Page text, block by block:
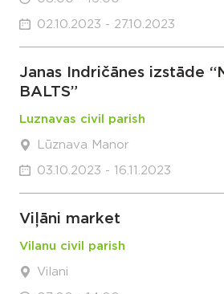
02.10.2023 - 27.10.2023
Janas Indričānes izstāde
BALTS”
Luznavas civil parish
Lūznava Manor
03.10.2023 - 16.11.2023
Viļāni market
Vilanu civil parish
Vilani